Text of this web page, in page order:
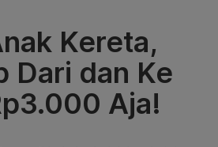
Kereta,
Dari dan Ke
Aja!